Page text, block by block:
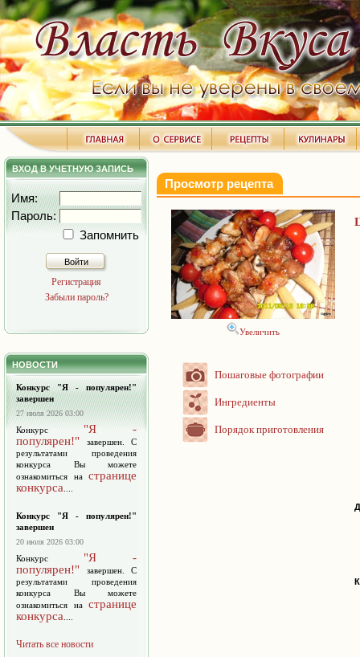
ВХОД В УЧЕТНУЮ ЗАПИСЬ
Имя:
Пароль:
Запомнить
Войти
Регистрация
Забыли пароль?
НОВОСТИ
Конкурс "Я - популярен!"
завершен
27 июля 2026 03:00
Конкурс "Я -
популярен!" завершен. С
результатами проведения
конкурса Вы можете
ознакомиться на странице
конкурса
Конкурс "Я - популярен!"
завершен
20 июля 2026 03:00
Конкурс "Я -
популярен!" завершен. С
результатами проведения
конкурса Вы можете
ознакомиться на странице
конкурса
Читать все новости
Просмотр рецепта
Увеличить
Пошаговые фотографии
Ингредиенты
Порядок приготовления